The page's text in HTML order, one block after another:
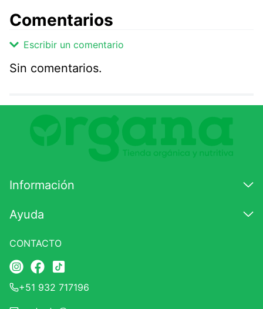
Comentarios
Escribir un comentario
Comentario
Califique el producto de 1 a 5 estrellas
★★★
Correo electrónico
Sin comentarios.
Información
Ayuda
CONTACTO
+51 932 717196